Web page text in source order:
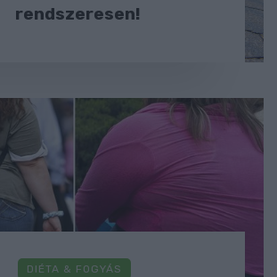
rendszeresen!
DIÉTA & FOGYÁS